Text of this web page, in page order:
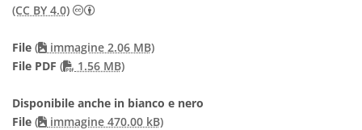
(CC BY 4.0)
Creative Commons Attribuzione 4.0
File (
immagine 2.06 MB)
File PDF ( PDF file
1.56 MB)
Disponibile anche in bianco e nero
File (
immagine 470.00 kB)